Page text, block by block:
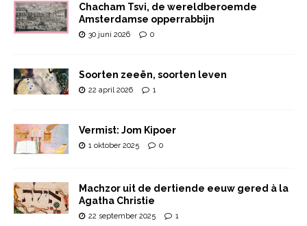
Chacham Tsvi, de wereldberoemde
Amsterdamse opperrabbijn
30 juni 2026 0
Soorten zeeën, soorten leven
22 april 2026 1
Vermist: Jom Kipoer
1 oktober 2025 0
Machzor uit de dertiende eeuw gered à la
Agatha Christie
22 september 2025 1